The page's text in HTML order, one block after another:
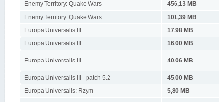
Enemy Territory: Quake Wars
456,13 MB
Enemy Territory: Quake Wars
101,39 MB
Europa Universalis III
17,98 MB
Europa Universalis III
16,00 MB
Europa Universalis III 40,06 MB
Europa Universalis III - patch 5.2
45,00 MB
Europa Universalis: Rzym
5,80 MB